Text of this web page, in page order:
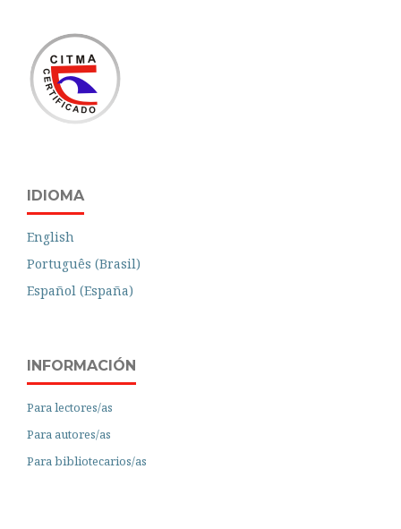
IDIOMA
English
Português (Brasil)
Español (España)
INFORMACIÓN
Para lectores/as
Para autores/as
Para bibliotecarios/as